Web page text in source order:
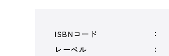
ISBNコード
レーベル